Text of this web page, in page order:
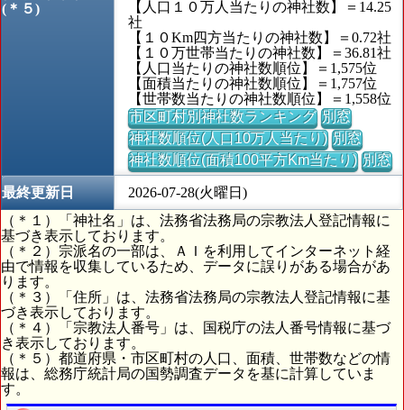
(＊５)
【人口１０万人当たりの神社数】＝14.25
社
【１０Km四方当たりの神社数】＝0.72社
【１０万世帯当たりの神社数】＝36.81社
【人口当たりの神社数順位】＝1,575位
【面積当たりの神社数順位】＝1,757位
【世帯数当たりの神社数順位】＝1,558位
市区町村別神社数ランキング 別窓
神社数順位(人口10万人当たり) 別窓
神社数順位(面積100平方Km当たり) 別窓
最終更新日
2026-07-28(火曜日)
（＊１）「神社名」は、法務省法務局の宗教法人登記情報に
基づき表示しております。
（＊２）宗派名の一部は、ＡＩを利用してインターネット経
由で情報を収集しているため、データに誤りがある場合があ
ります。
（＊３）「住所」は、法務省法務局の宗教法人登記情報に基
づき表示しております。
（＊４）「宗教法人番号」は、国税庁の法人番号情報に基づ
き表示しております。
（＊５）都道府県・市区町村の人口、面積、世帯数などの情
報は、総務庁統計局の国勢調査データを基に計算していま
す。